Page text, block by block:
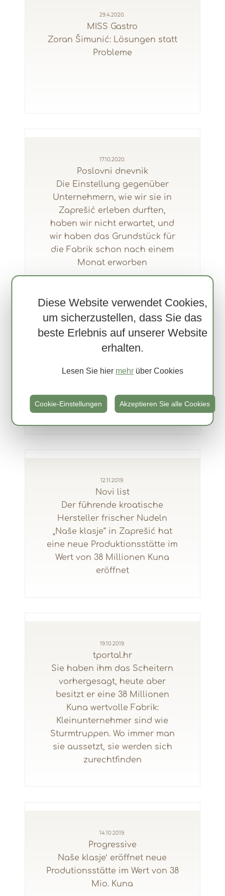
Diese Website verwendet Cookies,
um sicherzustellen, dass Sie das
beste Erlebnis auf unserer Website
erhalten.
Lesen Sie hier mehrüber Cookies
Cookie-Einstellungen Akzeptieren Sie alle Cookies
29.4.2020.
MISS Gastro
Zoran Šimunić: Lösungen statt
Probleme
17.10.2020.
Poslovni dnevnik
Die Einstellung gegenüber
Unternehmern, wie wir sie in
Zaprešić erleben durften,
haben wir nicht erwartet, und
wir haben das Grundstück für
die Fabrik schon nach einem
Monat erworben
30.11.2019.
Lider
Auszeichnungen zum Manager
12.11.2019.
Novi list
Der führende kroatische
Hersteller frischer Nudeln
„Naše klasje“ in Zaprešić hat
eine neue Produktionsstätte im
Wert von 38 Millionen Kuna
eröffnet
19.10.2019.
tportal.hr
Sie haben ihm das Scheitern
vorhergesagt, heute aber
besitzt er eine 38 Millionen
Kuna wertvolle Fabrik:
Kleinunternehmer sind wie
Sturmtruppen. Wo immer man
sie aussetzt, sie werden sich
zurechtfinden
14.10.2019.
Progressive
Naše klasje’ eröffnet neue
Produtionsstätte im Wert von 38
Mio. Kuna